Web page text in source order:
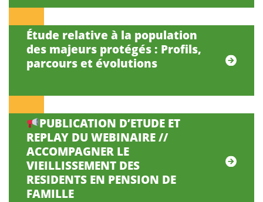
Étude relative à la population
des majeurs protégés : Profils,
parcours et évolutions
PUBLICATION D’ETUDE ET
REPLAY DU WEBINAIRE //
ACCOMPAGNER LE
VIEILLISSEMENT DES
RESIDENTS EN PENSION DE
FAMILLE